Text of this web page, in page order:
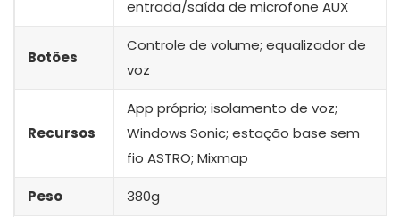
entrada/saída de microfone AUX
Botões
Controle de volume; equalizador de
voz
Recursos
App próprio; isolamento de voz;
Windows Sonic; estação base sem
fio ASTRO; Mixmap
Peso 380g